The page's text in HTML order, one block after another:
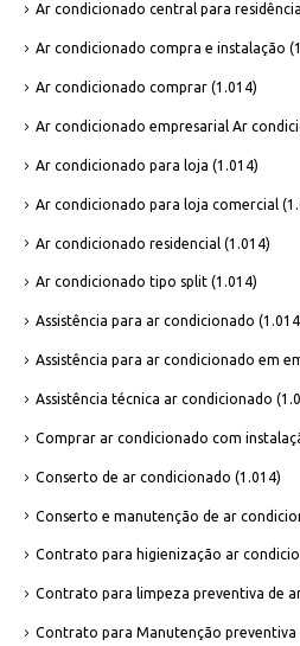
Ar condicionado central para residência
Ar condicionado compra e instalação
Ar condicionado comprar (1.014)
Ar condicionado empresarial Ar
Ar condicionado para loja (1.014)
Ar condicionado para loja comercial
Ar condicionado residencial (1.014)
Ar condicionado tipo split (1.014)
Assistência para ar condicionado
Assistência para ar condicionado em
Assistência técnica ar condicionado
Comprar ar condicionado com
Conserto de ar condicionado (1.014)
Conserto e manutenção de ar
Contrato para higienização ar
Contrato para limpeza preventiva de
Contrato para Manutenção preventiva